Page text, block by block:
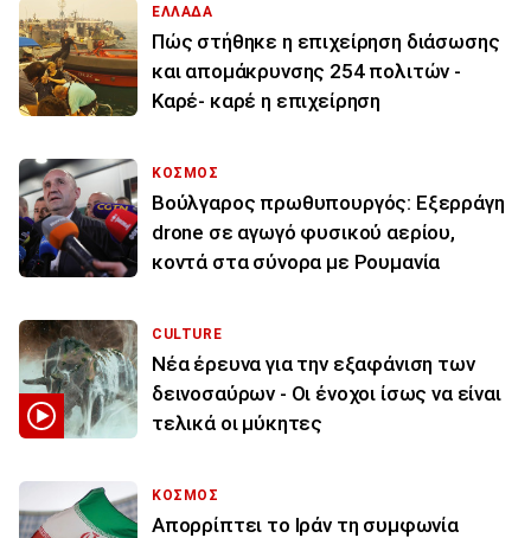
ΕΛΛΑΔΑ
Πώς στήθηκε η επιχείρηση διάσωσης
και απομάκρυνσης 254 πολιτών -
Καρέ- καρέ η επιχείρηση
ΚΟΣΜΟΣ
Βούλγαρος πρωθυπουργός: Εξερράγη
drone σε αγωγό φυσικού αερίου,
κοντά στα σύνορα με Ρουμανία
CULTURE
Νέα έρευνα για την εξαφάνιση των
δεινοσαύρων - Οι ένοχοι ίσως να είναι
τελικά οι μύκητες
ΚΟΣΜΟΣ
Απορρίπτει το Ιράν τη συμφωνία